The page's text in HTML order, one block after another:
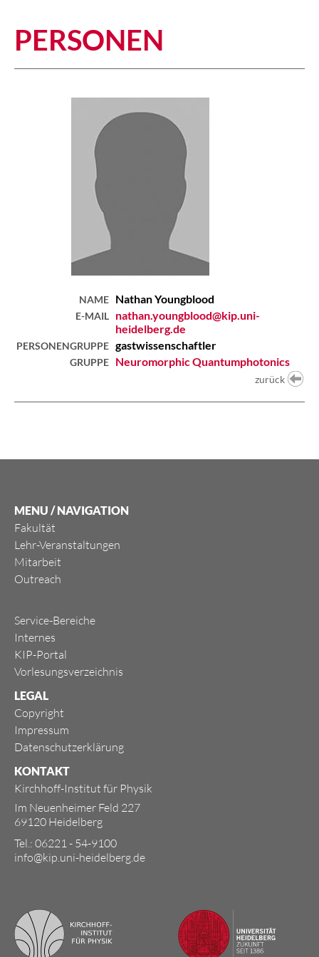
PERSONEN
NAME NathanYoungblood
E-MAIL nathan.youngblood@kip.uni-
heidelberg.de
PERSONENGRUPPE gastwissenschaftler
GRUPPE Neuromorphic Quantumphotonics
zurück
MENU / NAVIGATION
Fakultät
Lehr-Veranstaltungen
Mitarbeit
Outreach
Service-Bereiche
Internes
KIP-Portal
Vorlesungsverzeichnis
LEGAL
Copyright
Impressum
Datenschutzerklärung
KONTAKT
Kirchhoff-Institut für Physik
Im Neuenheimer Feld 227
69120 Heidelberg
Tel.: 06221 - 54-9100
info@kip.uni-heidelberg.de